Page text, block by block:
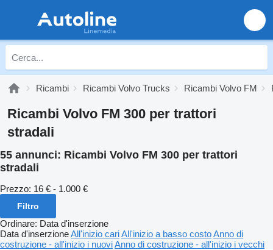
Ricambi Ricambi Volvo Trucks Ricambi Volvo FM
Ricambi Volvo FM 300 per trattori
stradali
55 annunci: Ricambi Volvo FM 300 per trattori
stradali
Prezzo: 16 € - 1.000 €
Filtro
Ordinare: Data d'inserzione
Data d'inserzioneAll'inizio cariAll'inizio a basso costoAnno di
costruzione - all'inizio i nuoviAnno di costruzione - all'inizio i vecchi